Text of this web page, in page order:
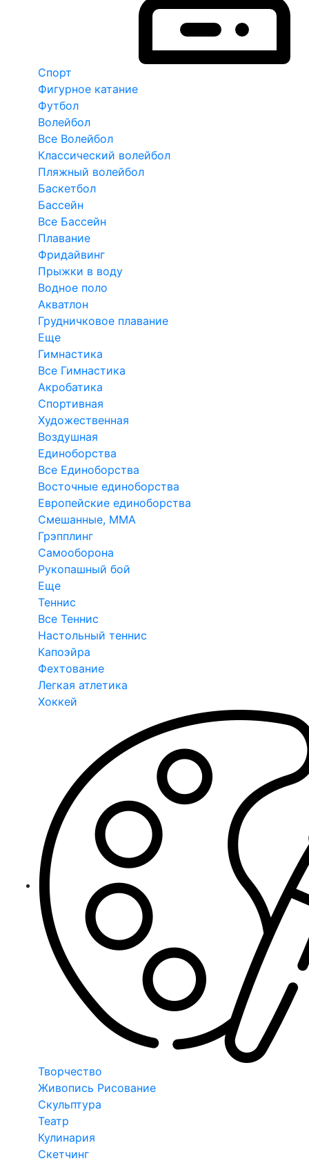
Спорт
Фигурное катание
Футбол
Волейбол
Все Волейбол
Классический волейбол
Пляжный волейбол
Баскетбол
Бассейн
Все Бассейн
Плавание
Фридайвинг
Прыжки в воду
Водное поло
Акватлон
Грудничковое плавание
Еще
Гимнастика
Все Гимнастика
Акробатика
Спортивная
Художественная
Воздушная
Единоборства
Все Единоборства
Восточные единоборства
Европейские единоборства
Смешанные, ММА
Грэпплинг
Самооборона
Рукопашный бой
Еще
Теннис
Все Теннис
Настольный теннис
Капоэйра
Фехтование
Легкая атлетика
Хоккей
Творчество
Живопись Рисование
Скульптура
Театр
Кулинария
Скетчинг